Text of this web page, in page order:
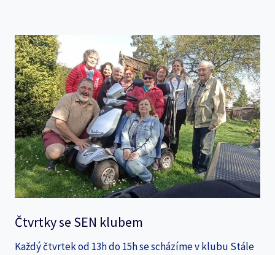
Čtvrtky se SEN klubem
Každý čtvrtek od 13h do 15h se scházíme v klubu Stále